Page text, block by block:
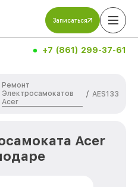
Записаться
+7 (861) 299-37-61
Ремонт
Электросамокатов
Acer
/ AES133
Acer